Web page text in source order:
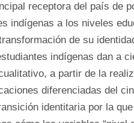
receptora del país de
indígenas a los niveles
de su
indígenas dan a
a partir de la
diferenciadas del
identitaria por la